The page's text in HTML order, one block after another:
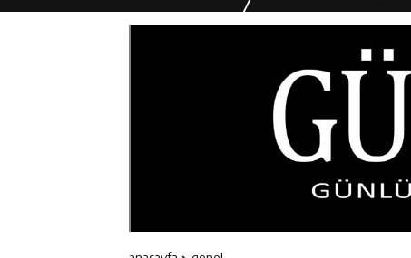
11:42 Erzincan’da
11:41 Hafızlık Sadece
HSK